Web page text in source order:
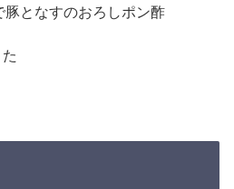
となすのおろしポン酢